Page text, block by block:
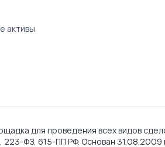
активы
для проведения всех видов
ФЗ, 615-ПП РФ. Основан